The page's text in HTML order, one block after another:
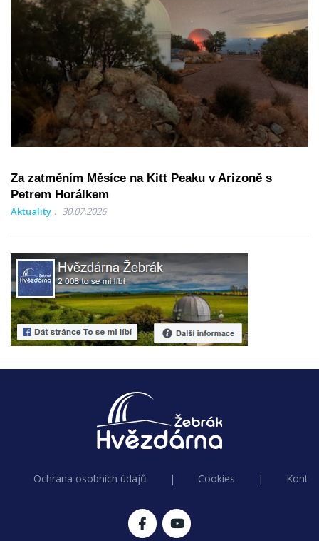
Za zatměním Měsíce na Kitt Peaku v Arizoně s
Petrem Horálkem
Aktuality 30.07.2026
Ochrana osobních údajů | Cookies |